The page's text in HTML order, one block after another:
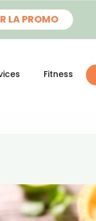
LA PROMO
Fitness